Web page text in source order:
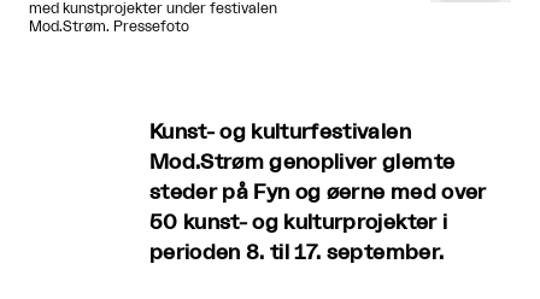
med kunstprojekter under festivalen
Mod.Strøm. Pressefoto
Kunst- og kulturfestivalen
Mod.Strøm genopliver glemte
steder på Fyn og øerne med over
50 kunst- og kulturprojekter i
perioden 8. til 17. september.